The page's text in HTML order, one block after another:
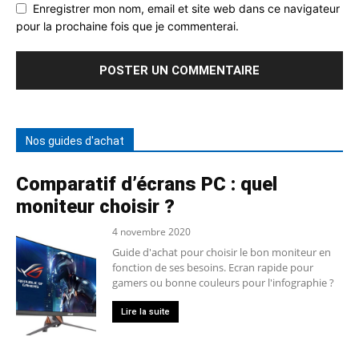
Enregistrer mon nom, email et site web dans ce navigateur
pour la prochaine fois que je commenterai.
Nos guides d'achat
Comparatif d’écrans PC : quel
moniteur choisir ?
4 novembre 2020
Guide d'achat pour choisir le bon moniteur en
fonction de ses besoins. Ecran rapide pour
gamers ou bonne couleurs pour l'infographie ?
Lire la suite